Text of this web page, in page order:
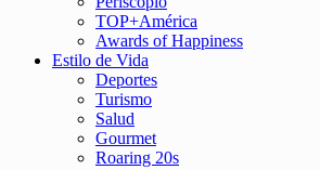
TOP+América
Awards of Happiness
Estilo de Vida
Deportes
Turismo
Salud
Gourmet
Roaring 20s